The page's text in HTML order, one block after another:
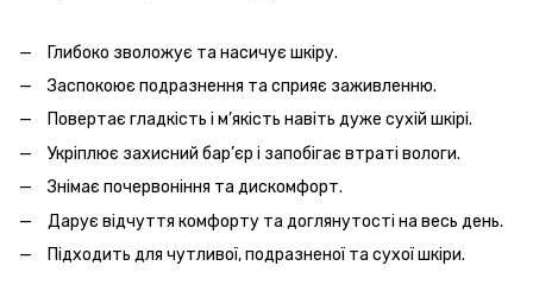
Глибоко зволожує та насичує шкіру.
Заспокоює подразнення та сприяє заживленню.
Повертає гладкість і м’якість навіть дуже сухій шкірі.
Укріплює захисний бар’єр і запобігає втраті вологи.
Знімає почервоніння та дискомфорт.
Дарує відчуття комфорту та доглянутості на весь день.
Підходить для чутливої, подразненої та сухої шкіри.